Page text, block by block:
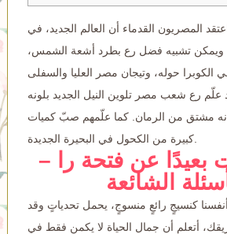
ويمكن تشبيه فضل رع بطرد أشعة الشمس،
الكوبرا حوله، وتيجان مصر العليا والسفلى
علّم رع شعب مصر تلوين النيل الجديد بلونه
مشتق من الرمان.كما علّمهم صبّ كميات
كبيرة من الكحول في البحيرة الجديدة.
عن فتحة را –
الشائعة
كنسيجٍ رائعٍ منسوجٍ، يحمل تحدياتٍ وقد
أتعلم أن جمال الحياة لا يكمن فقط في